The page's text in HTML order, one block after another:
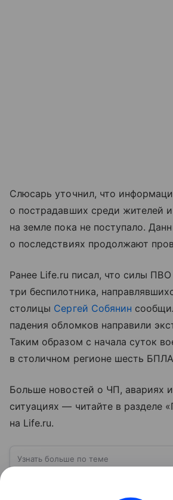
Слюсарь уточнил, что
о пострадавших среди жителей
на земле пока не поступало.
о последствиях продолжают
Ранее Life.ru писал, что силы
три беспилотника,
столицы Сергей Собянин
падения обломков направили
Таким образом с начала суток
в столичном регионе шесть
Больше новостей о ЧП, авариях
ситуациях — читайте в разделе
на Life.ru.
Узнать больше по теме